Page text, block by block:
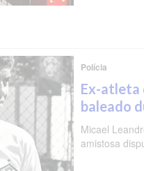
Polícia
Ex-atleta
baleado
Micael
amistosa